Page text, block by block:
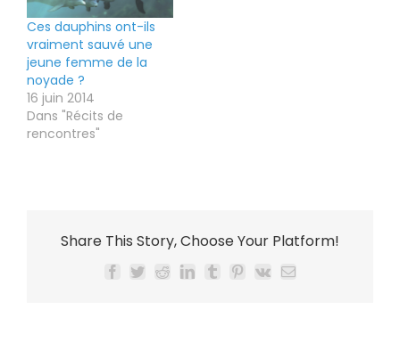
Ces dauphins ont-ils
vraiment sauvé une
jeune femme de la
noyade ?
16 juin 2014
Dans "Récits de
rencontres"
Share This Story, Choose Your Platform!
Facebook
TwitterRedditLinkedIn
TumblrPinterest
Vk Email